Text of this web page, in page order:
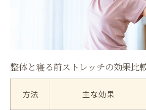
慢性的な疲労に整体が選
整体の自律神経調整で疲
整体とストレッチの併用
寝付き改善に役立つ整体メ
寝付きが悪い時の整体的
整体でリラックス効果を
整体と寝る前ストレッチの効果比
方法 主な効果